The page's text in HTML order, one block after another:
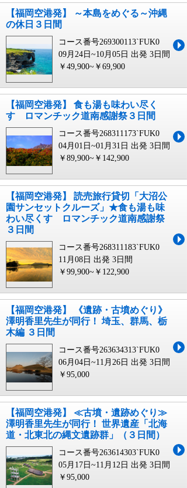
月 日～
日
料金が安い順
料金が高い順
【福岡空港発】 ～本島をめぐる～沖縄
の休日３日間
コース番号269300113`FUK0
09月24日~10月05日 出発 3日間
￥49,900~￥69,900
【福岡空港発】 食も湯も味わい尽く
す ロマンチック道南感謝祭３日間
コース番号268311173`FUK0
04月01日~01月31日 出発 3日間
￥89,900~￥142,900
【福岡空港発】 読売旅行貸切「大沼公
園サンセットクルーズ」★食も湯も味
わい尽くす ロマンチック道南感謝祭
３日間
コース番号268311183`FUK0
11月08日 出発 3日間
￥99,900~￥122,900
【福岡空港発】 《遺跡・古墳めぐり》
澤明香里先生が同行！ 埼玉、群馬、栃
木編 ３日間
コース番号263634313`FUK0
06月04日~11月26日 出発 3日間
￥95,000
【福岡空港発】 ≪古墳・遺跡めぐり≫
澤明香里先生が同行！ 世界遺産「北海
道・北東北の縄文遺跡群」（３日間）
コース番号263614303`FUK0
05月17日~11月12日 出発 3日間
￥95,000